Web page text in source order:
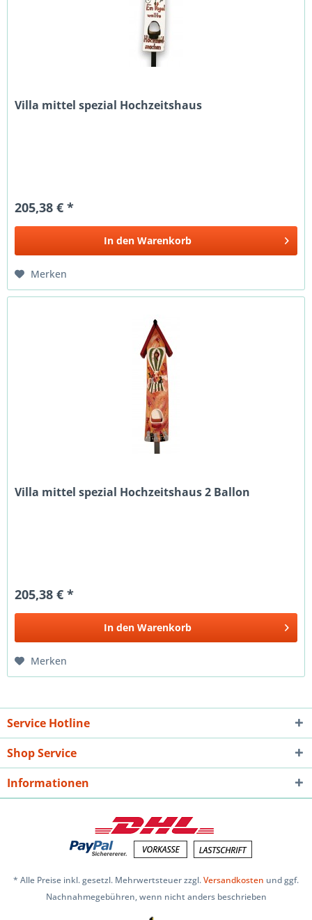
Villa mittel spezial Hochzeitshaus
205,38 € *
In den Warenkorb
Merken
Villa mittel spezial Hochzeitshaus 2 Ballon
205,38 € *
In den Warenkorb
Merken
Service Hotline
Shop Service
Informationen
* Alle Preise inkl. gesetzl. Mehrwertsteuer zzgl.Versandkosten und ggf.
Nachnahmegebühren, wenn nicht anders beschrieben